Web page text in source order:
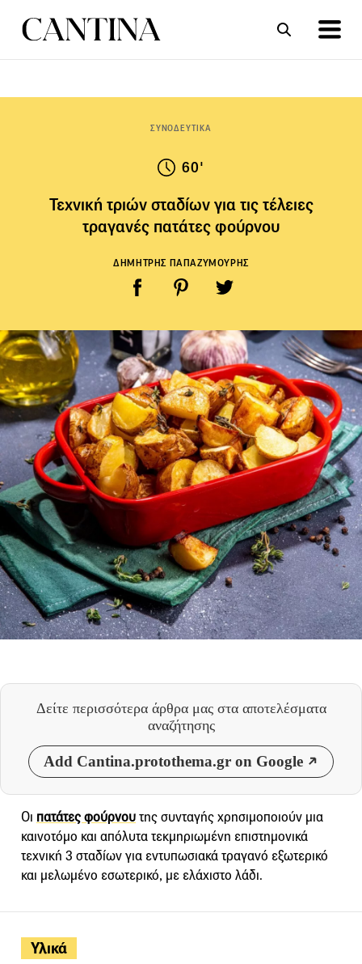
ΣΥΝΟΔΕΥΤΙΚΑ
60'
Τεχνική τριών σταδίων για τις τέλειες
τραγανές πατάτες φούρνου
ΔΗΜΗΤΡΗΣ ΠΑΠΑΖΥΜΟΥΡΗΣ
Δείτε περισσότερα άρθρα μας στα αποτελέσματα
αναζήτησης
Add Cantina.protothema.gr on Google
Υλικά
Οι πατάτες φούρνουτης συνταγής χρησιμοποιούν μια
καινοτόμο και απόλυτα τεκμηριωμένη επιστημονικά
τεχνική 3 σταδίων για εντυπωσιακά τραγανό εξωτερικό
και μελωμένο εσωτερικό, με ελάχιστο λάδι.